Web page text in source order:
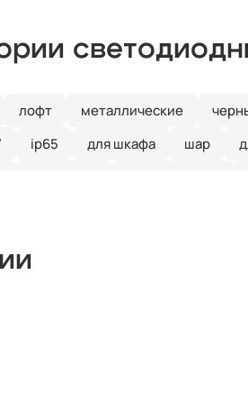
лофт металлические
ip65 для шкафа шар